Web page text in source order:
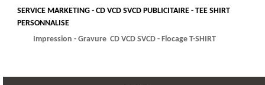
SERVICE MARKETING - CD VCD SVCD PUBLICITAIRE - TEE SHIRT
PERSONNALISE
Impression - Gravure CD VCD SVCD - Flocage T-SHIRT